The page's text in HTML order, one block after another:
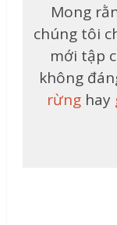
Mong
chúng tôi
mới tập
không
rừnghay